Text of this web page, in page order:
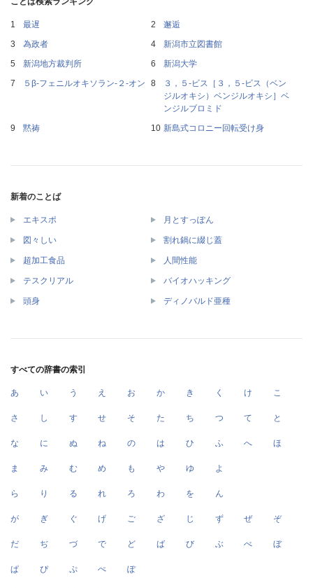
最遅
邂逅
為政者
新潟市立図書館
新潟地方裁判所
新潟大学
５β‐フェニルオキソラン‐２‐オン
３，５‐ビス［３，５‐ビス（ベン
ジルオキシ）ベンジルオキシ］ベ
ンジルブロミド
黙祷
新島式コロニー回転受け身
新着のことば
エキスポ 月とすっぽん
図々しい 割れ鍋に綴じ蓋
超加工食品 人間性能
テスクリアル バイオハッキング
頭身 ディノバルド亜種
すべての辞書の索引
あ い う え お か き く け こ
さ し す せ そ た ち つ て と
な に ぬ ね の は ひ ふ へ ほ
ま み む め も や ゆ よ
ら り る れ ろ わ を ん
が ぎ ぐ げ ご ざ じ ず ぜ ぞ
だ ぢ づ で ど ば び ぶ べ ぼ
ぱ ぴ ぷ ぺ ぽ